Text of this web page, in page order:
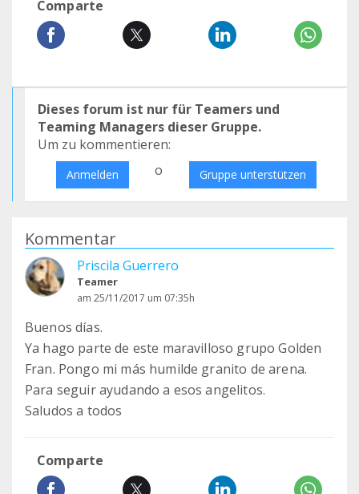
Comparte
Dieses forum ist nur für Teamers und
Teaming Managers dieser Gruppe.
Um zu kommentieren:
Anmelden o Gruppe unterstützen
Kommentar
Priscila Guerrero
Teamer
am 25/11/2017 um 07:35h
Buenos días.
Ya hago parte de este maravilloso grupo Golden
Fran. Pongo mi más humilde granito de arena.
Para seguir ayudando a esos angelitos.
Saludos a todos
Comparte